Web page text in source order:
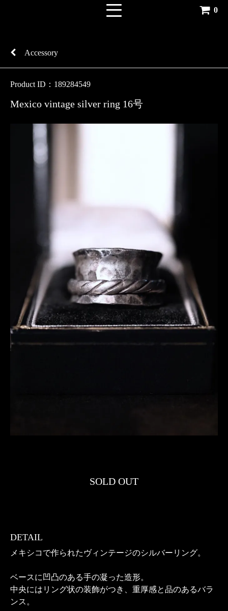
0
Accessory
Product ID：189284549
Mexico vintage silver ring 16号
SOLD OUT
DETAIL
メキシコで作られたヴィンテージのシルバーリング。
ベースに凹凸のある手の凝った造形。
中央にはリング状の装飾がつき、重厚感と品のあるバラ
ンス。